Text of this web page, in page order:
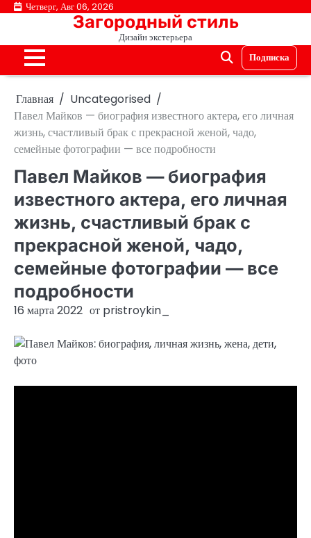
ПерейтиЧетверг, Авг 06, 2026
Загородный стиль
Дизайн экстерьера
Подписка
Главная
Uncategorised
Павел Майков — биография известного актера, его личная
жизнь, счастливый брак с прекрасной женой, чадо,
семейные фотографии — все подробности
Павел Майков — биография
известного актера, его личная
жизнь, счастливый брак с
прекрасной женой, чадо,
семейные фотографии — все
подробности
16 марта 2022 от pristroykin_